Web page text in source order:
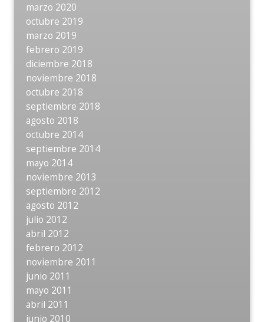
marzo 2020
octubre 2019
marzo 2019
febrero 2019
diciembre 2018
noviembre 2018
octubre 2018
septiembre 2018
agosto 2018
octubre 2014
septiembre 2014
mayo 2014
noviembre 2013
septiembre 2012
agosto 2012
julio 2012
abril 2012
febrero 2012
noviembre 2011
junio 2011
mayo 2011
abril 2011
junio 2010